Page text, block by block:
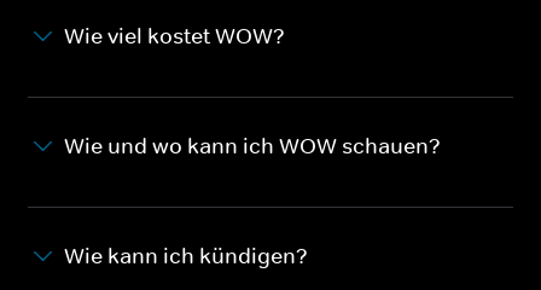
Wie viel kostet WOW?
Wie und wo kann ich WOW schauen?
Wie kann ich kündigen?